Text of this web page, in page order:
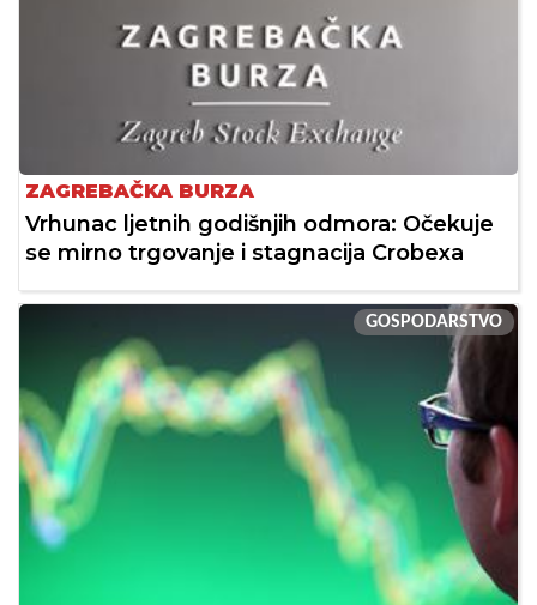
ZAGREBAČKA BURZA
Vrhunac ljetnih godišnjih odmora: Očekuje
se mirno trgovanje i stagnacija Crobexa
GOSPODARSTVO